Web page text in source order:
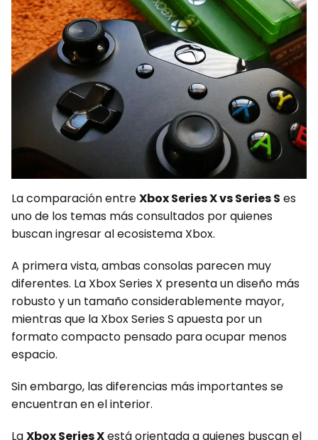
La comparación entreXbox Series X vs Series S es
uno de los temas más consultados por quienes
buscan ingresar al ecosistema Xbox.
A primera vista, ambas consolas parecen muy
diferentes. La Xbox Series X presenta un diseño más
robusto y un tamaño considerablemente mayor,
mientras que la Xbox Series S apuesta por un
formato compacto pensado para ocupar menos
espacio.
Sin embargo, las diferencias más importantes se
encuentran en el interior.
LaXbox Series Xestá orientada a quienes buscan el